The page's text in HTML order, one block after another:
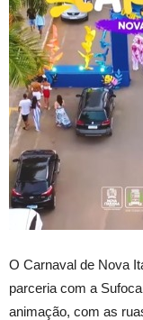
O Carnaval de Nova
parceria com a
animação, com as